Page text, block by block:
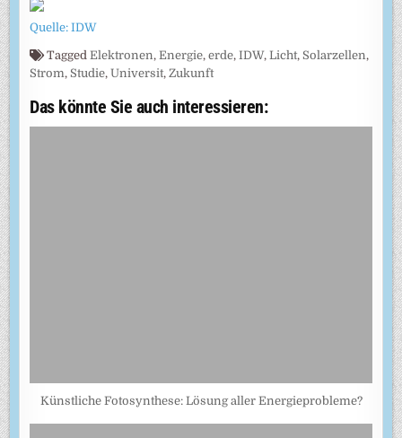
Quelle: IDW
TaggedElektronen,Energie,erde,IDW,Licht, Solarzellen,
Strom, Studie,Universit, Zukunft
Das könnte Sie auch interessieren:
Künstliche Fotosynthese: Lösung aller Energieprobleme?